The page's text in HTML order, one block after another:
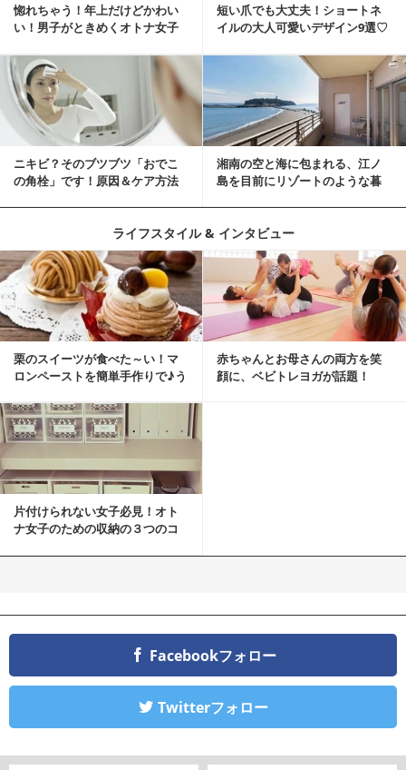
惚れちゃう！年上だけどかわい
い！男子がときめくオトナ女子
短い爪でも大丈夫！ショートネ
イルの大人可愛いデザイン9選♡
ニキビ？そのブツブツ「おでこ
の角栓」です！原因＆ケア方法
湘南の空と海に包まれる、江ノ
島を目前にリゾートのような暮
ライフスタイル & インタビュー
栗のスイーツが食べた～い！マ
ロンペーストを簡単手作りで♪う
赤ちゃんとお母さんの両方を笑
顔に、ベビトレヨガが話題！
片付けられない女子必見！オト
ナ女子のための収納の３つのコ
Facebookフォロー
Twitterフォロー